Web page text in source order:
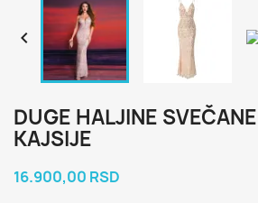

DUGE HALJINE
KAJSIJE
16.900,00 RSD